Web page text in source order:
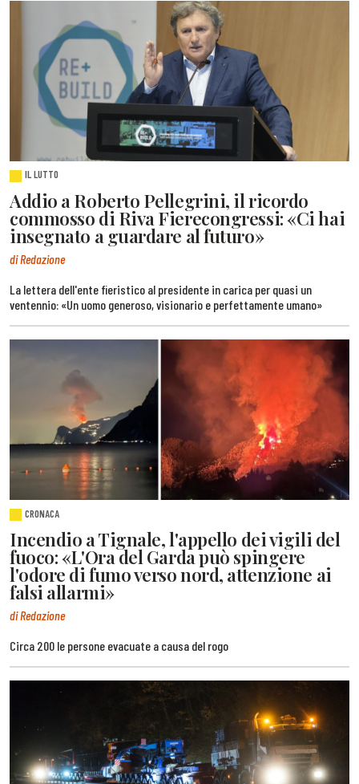
IL LUTTO
Addio a Roberto Pellegrini, il ricordo
commosso di Riva Fierecongressi: «Ci hai
insegnato a guardare al futuro»
di Redazione
La lettera dell'ente fieristico al presidente in carica per quasi un
ventennio: «Un uomo generoso, visionario e perfettamente umano»
CRONACA
Incendio a Tignale, l'appello dei vigili del
fuoco: «L'Ora del Garda può spingere
l'odore di fumo verso nord, attenzione ai
falsi allarmi»
di Redazione
Circa 200 le persone evacuate a causa del rogo